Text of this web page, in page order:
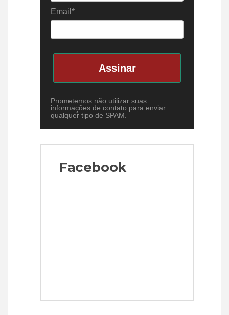
Email*
Assinar
Prometemos não utilizar suas
informações de contato para enviar
qualquer tipo de SPAM.
Facebook